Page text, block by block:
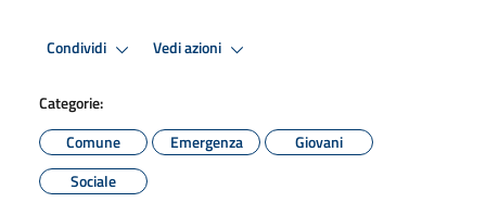
Condividi Vedi azioni
Categorie:
Comune
Emergenza
Giovani
Sociale